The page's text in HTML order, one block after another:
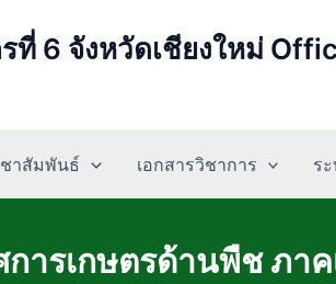
ที่ 6 จังหวัดเชียงใหม่
าสัมพันธ์ เอกสารวิชาการ ร
ารเกษตรด้านพืช ภา